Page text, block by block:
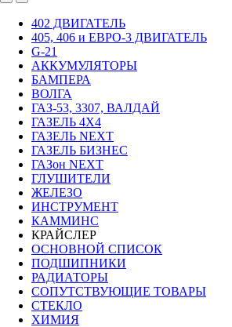
402 ДВИГАТЕЛЬ
405, 406 и ЕВРО-3 ДВИГАТЕЛЬ
G-21
АККУМУЛЯТОРЫ
БАМПЕРА
ВОЛГА
ГАЗ-53, 3307, ВАЛДАЙ
ГАЗЕЛЬ 4Х4
ГАЗЕЛЬ NEXT
ГАЗЕЛЬ БИЗНЕС
ГАЗон NEXT
ГЛУШИТЕЛИ
ЖЕЛЕЗО
ИНСТРУМЕНТ
КАММИНС
КРАЙСЛЕР
ОСНОВНОЙ СПИСОК
ПОДШИПНИКИ
РАДИАТОРЫ
СОПУТСТВУЮЩИЕ ТОВАРЫ
СТЕКЛО
ХИМИЯ